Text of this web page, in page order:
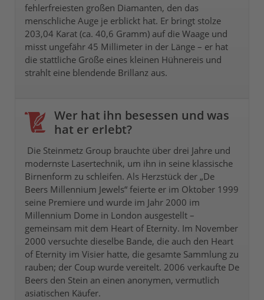
fehlerfreiesten großen Diamanten, den das
menschliche Auge je erblickt hat. Er bringt stolze
203,04 Karat (ca. 40,6 Gramm) auf die Waage und
misst ungefähr 45 Millimeter in der Länge – er hat
die stattliche Größe eines kleinen Hühnereis und
strahlt eine blendende Brillanz aus.
Wer hat ihn besessen und was
hat er erlebt?
Die Steinmetz Group brauchte über drei Jahre und
modernste Lasertechnik, um ihn in seine klassische
Birnenform zu schleifen. Als Herzstück der „De
Beers Millennium Jewels“ feierte er im Oktober 1999
seine Premiere und wurde im Jahr 2000 im
Millennium Dome in London ausgestellt –
gemeinsam mit dem Heart of Eternity. Im November
2000 versuchte dieselbe Bande, die auch den Heart
of Eternity im Visier hatte, die gesamte Sammlung zu
rauben; der Coup wurde vereitelt. 2006 verkaufte De
Beers den Stein an einen anonymen, vermutlich
asiatischen Käufer.